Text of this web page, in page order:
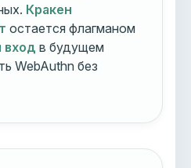
Кракен
остается флагманом
вход в будущем
WebAuthn без